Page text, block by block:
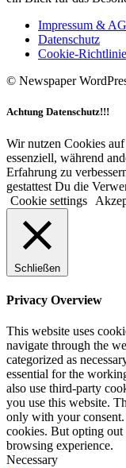
Impressum &
Datenschutz
Cookie-
© Newspaper
Achtung Datenschutz!!!
Wir nutzen Cookies
essenziell, während
Erfahrung zu
gestattest Du die
Cookie settings
Schließen
Privacy Overview
This website uses
navigate through the
categorized as
essential for the
also use third-party
you use this website.
only with your
cookies. But opting out
browsing experience.
Necessary